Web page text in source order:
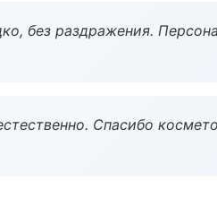
без раздражения.
Спасибо